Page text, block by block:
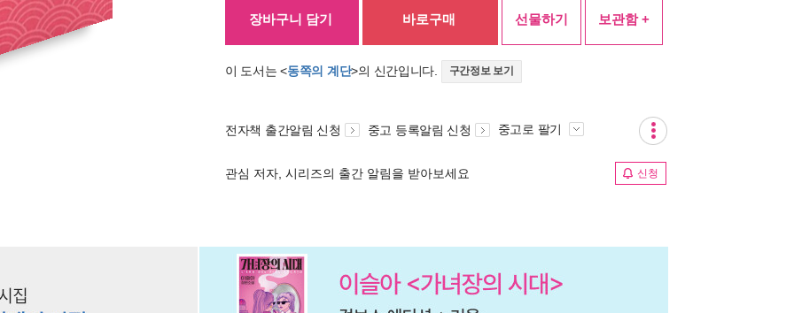
장바구니 담기 바로구매 선물하기 보관함 +
이 도서는 <동쪽의 계단>의 신간입니다. 구간정보 보기
전자책 출간알림 신청 중고 등록알림 신청 중고로 팔기
관심 저자, 시리즈의 출간 알림을 받아보세요 신청